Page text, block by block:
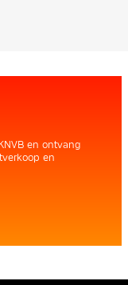
en ontvang
en